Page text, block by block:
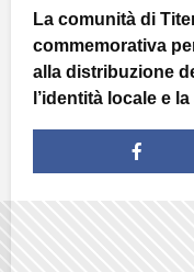
La comunità di
commemorativa
alla distribuzione
l’identità locale e